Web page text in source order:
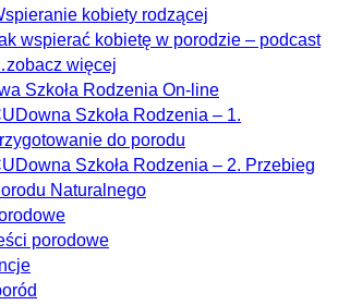
kobiety rodzącej
wspierać kobietę w porodzie – podcast
więcej
Szkoła Rodzenia On-line
Szkoła Rodzenia – 1.
do porodu
Szkoła Rodzenia – 2. Przebieg
Naturalnego
porodowe